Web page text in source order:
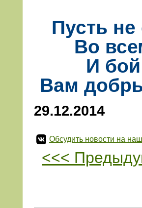
Пусть
Во
И бой
Вам
29.12.2014
Обсудить новости на
<<<